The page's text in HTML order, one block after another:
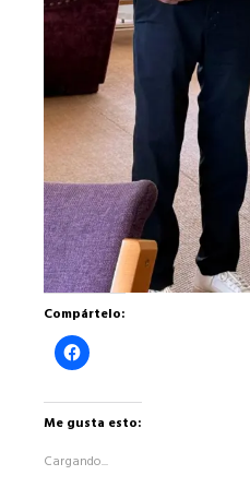
Compártelo:
Haz
clic
en
Facebook
en
Me gusta esto:
Cargando...